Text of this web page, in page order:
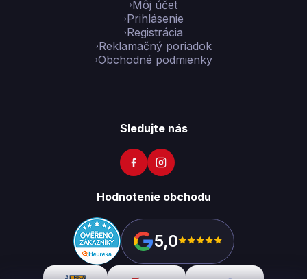
Môj účet
Prihlásenie
Registrácia
Reklamačný poriadok
Obchodné podmienky
Sledujte nás
Hodnotenie obchodu
5,0